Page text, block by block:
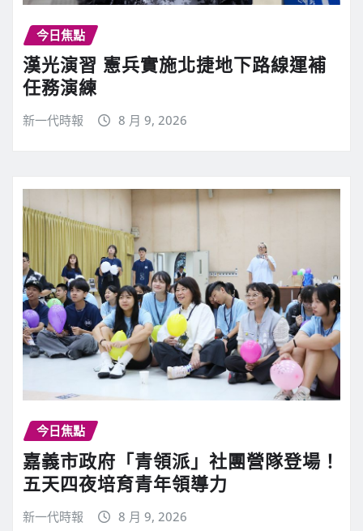
今日焦點
漢光演習 憲兵實施北捷地下路線運補
任務演練
新一代時報 8 月 9, 2026
今日焦點
嘉義市政府「青領派」社團營隊登場！
五天四夜培育青年領導力
新一代時報 8 月 9, 2026